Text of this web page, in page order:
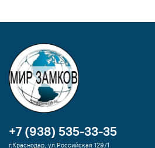
+7 (938) 535-33-35
г.Краснодар, ул.Российская 129/1